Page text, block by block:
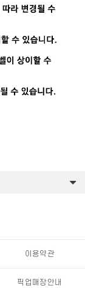
이용약관
픽업매장안내